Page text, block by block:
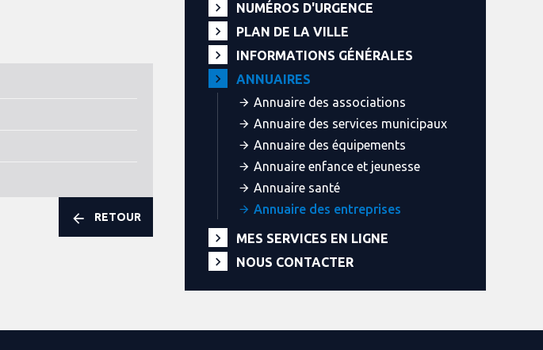
RETOUR
NUMÉROS D'URGENCE
PLAN DE LA VILLE
INFORMATIONS GÉNÉRALES
ANNUAIRES
Annuaire des associations
Annuaire des services municipaux
Annuaire des équipements
Annuaire enfance et jeunesse
Annuaire santé
Annuaire des entreprises
MES SERVICES EN LIGNE
NOUS CONTACTER